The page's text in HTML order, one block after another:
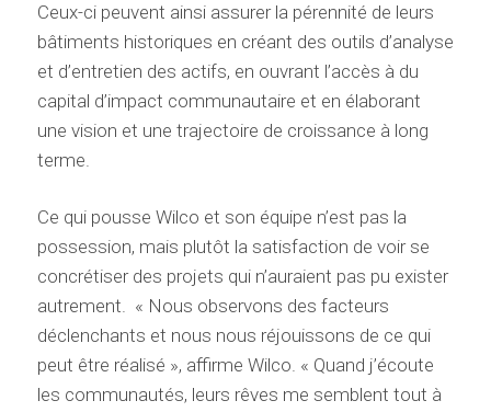
Ceux-ci peuvent ainsi assurer la pérennité de leurs
bâtiments historiques en créant des outils d’analyse
et d’entretien des actifs, en ouvrant l’accès à du
capital d’impact communautaire et en élaborant
une vision et une trajectoire de croissance à long
terme.
Ce qui pousse Wilco et son équipe n’est pas la
possession, mais plutôt la satisfaction de voir se
concrétiser des projets qui n’auraient pas pu exister
autrement. « Nous observons des facteurs
déclenchants et nous nous réjouissons de ce qui
peut être réalisé », affirme Wilco. « Quand j’écoute
les communautés, leurs rêves me semblent tout à